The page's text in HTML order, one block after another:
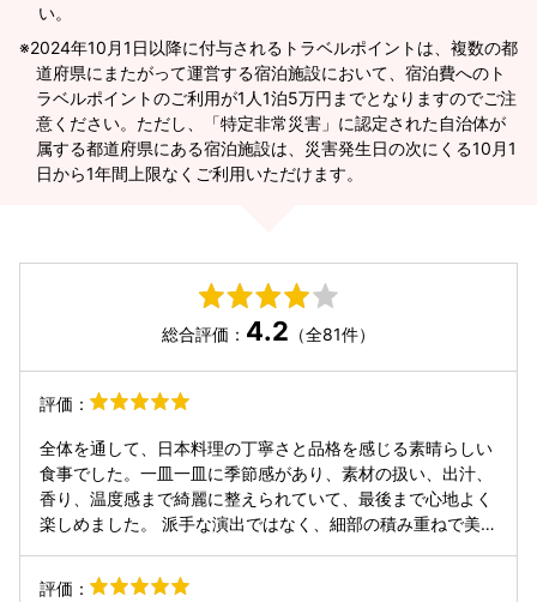
い。
2024年10月1日以降に付与されるトラベルポイントは、複数の都
道府県にまたがって運営する宿泊施設において、宿泊費へのト
ラベルポイントのご利用が1人1泊5万円までとなりますのでご注
意ください。ただし、「特定非常災害」に認定された自治体が
属する都道府県にある宿泊施設は、災害発生日の次にくる10月1
日から1年間上限なくご利用いただけます。
総合評価： 4.2 （全81件）
評価：
全体を通して、日本料理の丁寧さと品格を感じる素晴らしい
食事でした。一皿一皿に季節感があり、素材の扱い、出汁、
香り、温度感まで綺麗に整えられていて、最後まで心地よく
楽しめました。 派手な演出ではなく、細部の積み重ねで美味
事に至るまで流れもとても自然でした。器や盛り付けにも品
評価：